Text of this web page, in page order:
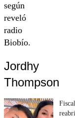
según
reveló
radio
Biobío.
Jordhy
Thompson